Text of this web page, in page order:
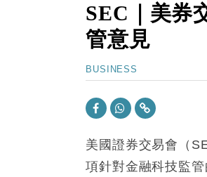
SEC｜美券
管意見
BUSINESS
美國證券交易會（
項針對金融科技監